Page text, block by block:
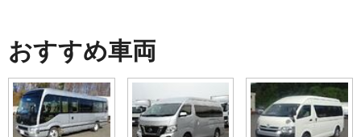
おすすめ車両